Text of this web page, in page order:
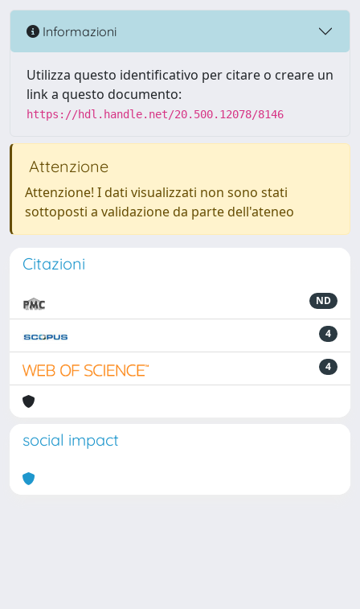
Informazioni
Utilizza questo identificativo per citare o creare un
link a questo documento:
https://hdl.handle.net/20.500.12078/8146
Attenzione
Attenzione! I dati visualizzati non sono stati
sottoposti a validazione da parte dell'ateneo
Citazioni
ND
4
4
social impact